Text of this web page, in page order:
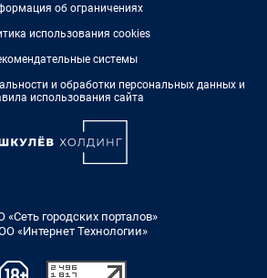
об ограничениях
использования cookies
системы
и обработки персональных данных и
использования сайта
городских порталов»
«Интернет Технологии»